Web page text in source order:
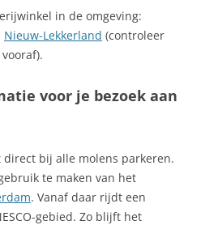
in de omgeving:
Nieuw-Lekkerland (controleer
voor je bezoek aan
bij alle molens parkeren.
te maken van het
. Vanaf daar rijdt een
gebied. Zo blijft het